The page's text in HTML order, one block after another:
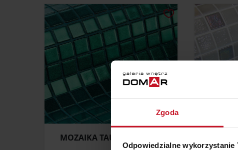
Zgoda
Odpowiedzialne wykorzystanie
MOZAIKA TAURUS (SPACE)